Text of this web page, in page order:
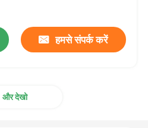
हमसे संपर्क करें
और देखो